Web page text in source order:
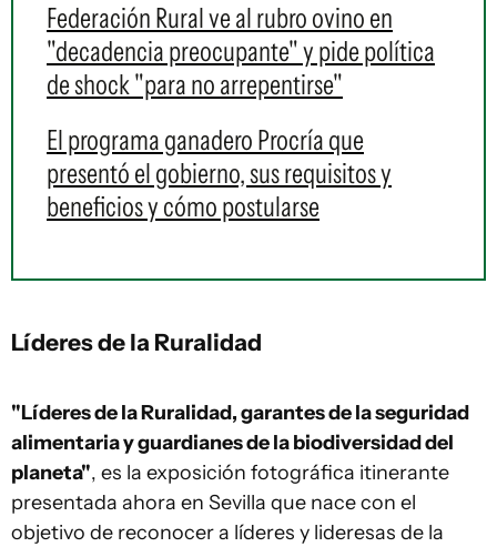
Federación Rural ve al rubro ovino en
"decadencia preocupante" y pide política
de shock "para no arrepentirse"
El programa ganadero Procría que
presentó el gobierno, sus requisitos y
beneficios y cómo postularse
Líderes de la Ruralidad
"Líderes de la Ruralidad, garantes de la seguridad
alimentaria y guardianes de la biodiversidad del
planeta", es la exposición fotográfica itinerante
presentada ahora en Sevilla que nace con el
objetivo de reconocer a líderes y lideresas de la